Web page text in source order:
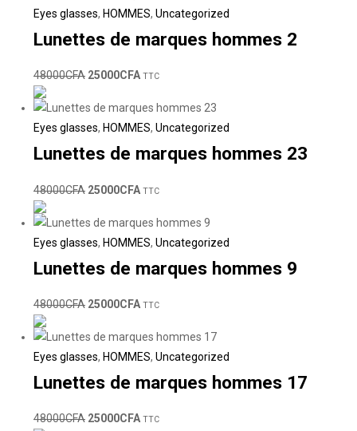
Eyes glasses, HOMMES, Uncategorized
Lunettes de marques hommes 2
48000CFA 25000CFA TTC
Eyes glasses, HOMMES, Uncategorized
Lunettes de marques hommes 23
48000CFA 25000CFA TTC
Eyes glasses, HOMMES, Uncategorized
Lunettes de marques hommes 9
48000CFA 25000CFA TTC
Eyes glasses, HOMMES, Uncategorized
Lunettes de marques hommes 17
48000CFA 25000CFA TTC